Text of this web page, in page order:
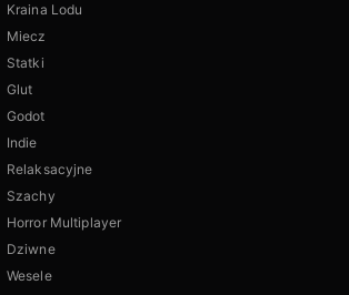
Kraina Lodu
Miecz
Statki
Glut
Godot
Indie
Relaksacyjne
Szachy
Horror Multiplayer
Dziwne
Wesele